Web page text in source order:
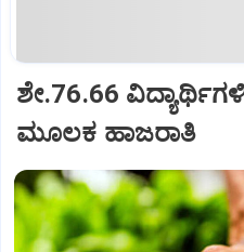
ಶೇ.76.66
ಮೂಲಕ ಹಾಜರಾತಿ